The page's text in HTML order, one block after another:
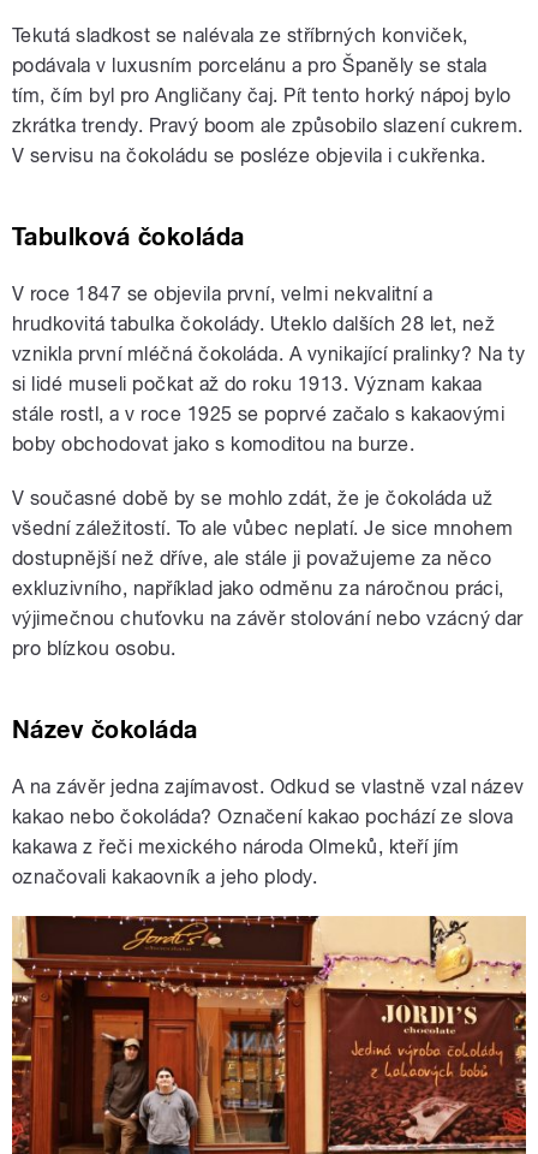
Tekutá sladkost se nalévala ze stříbrných konviček,
podávala v luxusním porcelánu a pro Španěly se stala
tím, čím byl pro Angličany čaj. Pít tento horký nápoj bylo
zkrátka trendy. Pravý boom ale způsobilo slazení cukrem.
V servisu na čokoládu se posléze objevila i cukřenka.
Tabulková čokoláda
V roce 1847 se objevila první, velmi nekvalitní a
hrudkovitá tabulka čokolády. Uteklo dalších 28 let, než
vznikla první mléčná čokoláda. A vynikající pralinky? Na ty
si lidé museli počkat až do roku 1913. Význam kakaa
stále rostl, a v roce 1925 se poprvé začalo s kakaovými
boby obchodovat jako s komoditou na burze.
V současné době by se mohlo zdát, že je čokoláda už
všední záležitostí. To ale vůbec neplatí. Je sice mnohem
dostupnější než dříve, ale stále ji považujeme za něco
exkluzivního, například jako odměnu za náročnou práci,
výjimečnou chuťovku na závěr stolování nebo vzácný dar
pro blízkou osobu.
Název čokoláda
A na závěr jedna zajímavost. Odkud se vlastně vzal název
kakao nebo čokoláda? Označení kakao pochází ze slova
kakawa z řeči mexického národa Olmeků, kteří jím
označovali kakaovník a jeho plody.